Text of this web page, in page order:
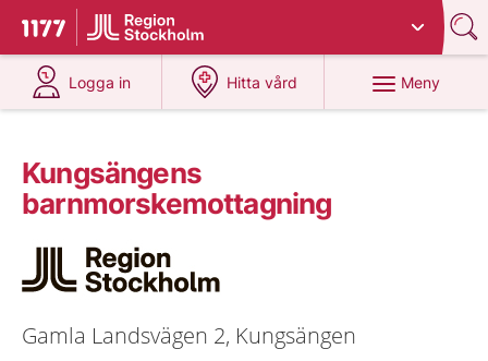
Till startsidan för 1177
Du har valt region
Logga in
på 1177.se
Hitta vård
på 1177.se
Meny
Kungsängens
barnmorskemottagning
Gamla Landsvägen 2, Kungsängen